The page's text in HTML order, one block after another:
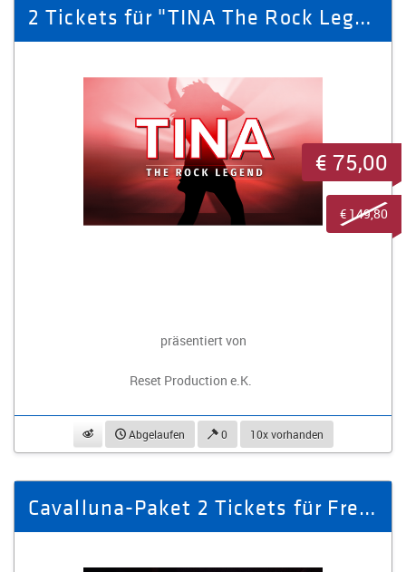
2 Tickets für "TINA The Rock Legend" am 31.01.2027 in Zwickau
präsentiert von
Reset Production e.K.
beobachtenAbgelaufen 0 10x vorhanden
€ 75,00
€ 149,80
Cavalluna-Paket 2 Tickets für Freitag, den 10.04.2026 um 19.00 Uhr